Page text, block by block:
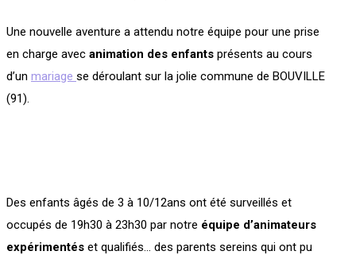
Une nouvelle aventure a attendu notre équipe pour une prise
en charge avec animation des enfants présents au cours
d’un mariage se déroulant sur la jolie commune de BOUVILLE
(91).
Des enfants âgés de 3 à 10/12ans ont été surveillés et
occupés de 19h30 à 23h30 par notre équipe d’animateurs
expérimentés et qualifiés… des parents sereins qui ont pu